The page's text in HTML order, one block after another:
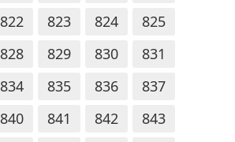
822 823 824
825
828 829 830
831
834 835 836
837
840 841 842
843